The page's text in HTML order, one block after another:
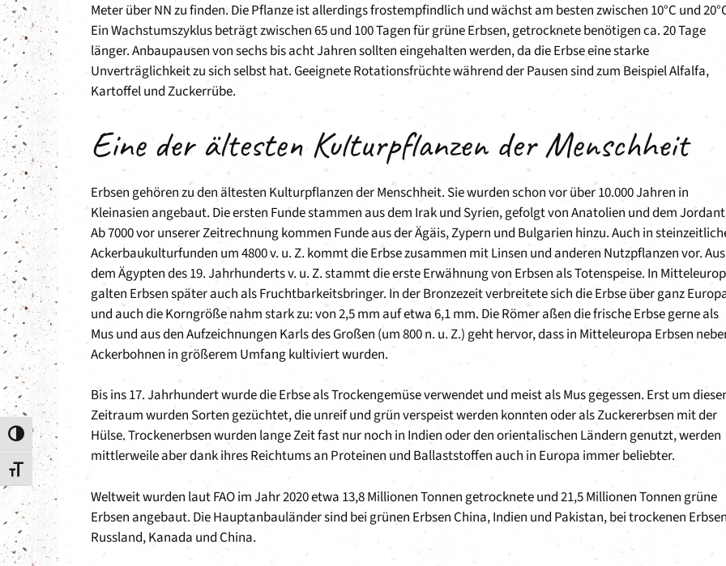
Umschalten auf hohe Kontraste
Schrift vergrößern
Meter über NN zu finden. Die Pflanze ist allerdings frostempfindlich und wächst am besten zwischen 10°C und
Ein Wachstumszyklus beträgt zwischen 65 und 100 Tagen für grüne Erbsen, getrocknete benötigen ca. 20 Tage
länger. Anbaupausen von sechs bis acht Jahren sollten eingehalten werden, da die Erbse eine starke
Unverträglichkeit zu sich selbst hat. Geeignete Rotationsfrüchte während der Pausen sind zum Beispiel Alfalfa,
Kartoffel und Zuckerrübe.
Eine der ältesten Kulturpflanzen der Menschheit
Erbsen gehören zu den ältesten Kulturpflanzen der Menschheit. Sie wurden schon vor über 10.000 Jahren in
Kleinasien angebaut. Die ersten Funde stammen aus dem Irak und Syrien, gefolgt von Anatolien und dem
Ab 7000 vor unserer Zeitrechnung kommen Funde aus der Ägäis, Zypern und Bulgarien hinzu. Auch in
Ackerbaukulturfunden um 4800 v. u. Z. kommt die Erbse zusammen mit Linsen und anderen Nutzpflanzen vor. Aus
dem Ägypten des 19. Jahrhunderts v. u. Z. stammt die erste Erwähnung von Erbsen als Totenspeise. In
galten Erbsen später auch als Fruchtbarkeitsbringer. In der Bronzezeit verbreitete sich die Erbse über ganz
und auch die Korngröße nahm stark zu: von 2,5 mm auf etwa 6,1 mm. Die Römer aßen die frische Erbse gerne als
Mus und aus den Aufzeichnungen Karls des Großen (um 800 n. u. Z.) geht hervor, dass in Mitteleuropa Erbsen
Ackerbohnen in größerem Umfang kultiviert wurden.
Bis ins 17. Jahrhundert wurde die Erbse als Trockengemüse verwendet und meist als Mus gegessen. Erst um
Zeitraum wurden Sorten gezüchtet, die unreif und grün verspeist werden konnten oder als Zuckererbsen mit der
Hülse. Trockenerbsen wurden lange Zeit fast nur noch in Indien oder den orientalischen Ländern genutzt, werden
mittlerweile aber dank ihres Reichtums an Proteinen und Ballaststoffen auch in Europa immer beliebter.
Weltweit wurden laut FAO im Jahr 2020 etwa 13,8 Millionen Tonnen getrocknete und 21,5 Millionen Tonnen grüne
Erbsen angebaut. Die Hauptanbauländer sind bei grünen Erbsen China, Indien und Pakistan, bei trockenen
Russland, Kanada und China.